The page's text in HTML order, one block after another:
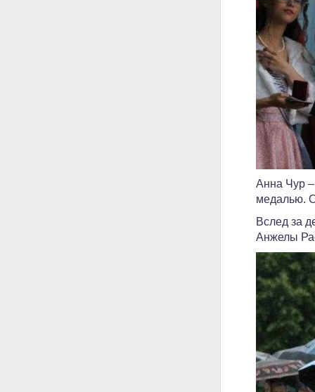
Анна Чур
медалью.
Вслед за
Анжелы